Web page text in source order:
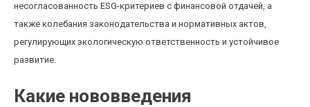
несогласованность ESG-критериев с финансовой отдачей, а
также колебания законодательства и нормативных актов,
регулирующих экологическую ответственность и устойчивое
развитие.
Какие нововведения